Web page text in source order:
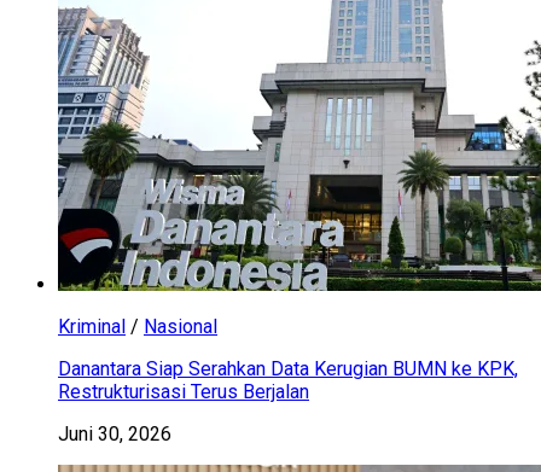
Kriminal / Nasional
Danantara Siap Serahkan Data Kerugian BUMN ke KPK,
Restrukturisasi Terus Berjalan
Juni 30, 2026